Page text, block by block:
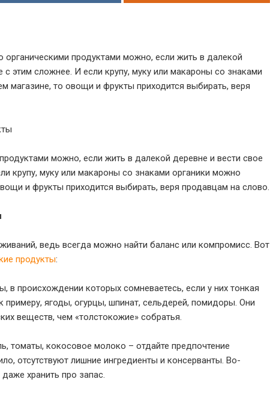
органическими продуктами можно, если жить в далекой
с этим сложнее. И если крупу, муку или макароны со знаками
магазине, то овощи и фрукты приходится выбирать, веря
можно, если жить в далекой деревне и вести свое
крупу, муку или макароны со знаками органики можно
и фрукты приходится выбирать, веря продавцам на слово.
ведь всегда можно найти баланс или компромисс. Вот
продукты:
в происхождении которых сомневаетесь, если у них тонкая
примеру, ягоды, огурцы, шпинат, сельдерей, помидоры. Они
веществ, чем «толстокожие» собратья.
томаты, кокосовое молоко – отдайте предпочтение
отсутствуют лишние ингредиенты и консерванты. Во-
хранить про запас.